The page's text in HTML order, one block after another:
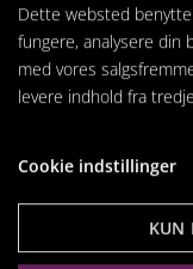
Dette websted
fungere, analysere
med vores
levere indhold fra
Cookie indstillinger
KUN